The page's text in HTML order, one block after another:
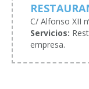
C/ Alfonso XII
Servicios:
empresa.